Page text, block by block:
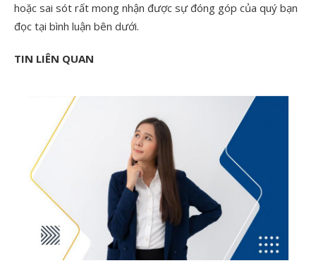
hoặc sai sót rất mong nhận được sự đóng góp của quý bạn
đọc tại bình luận bên dưới.
TIN LIÊN QUAN